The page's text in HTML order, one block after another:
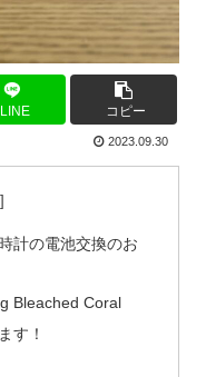
LINE コピー
2023.09.30
計の電池交換のお
Bleached Coral
す！